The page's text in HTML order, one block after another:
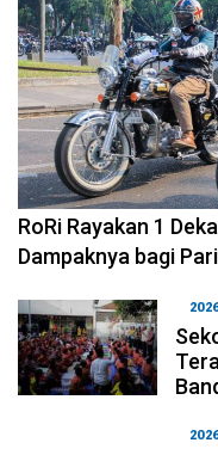
2026-08-09 09:55:44
RoRi Rayakan 1
Dampaknya bagi